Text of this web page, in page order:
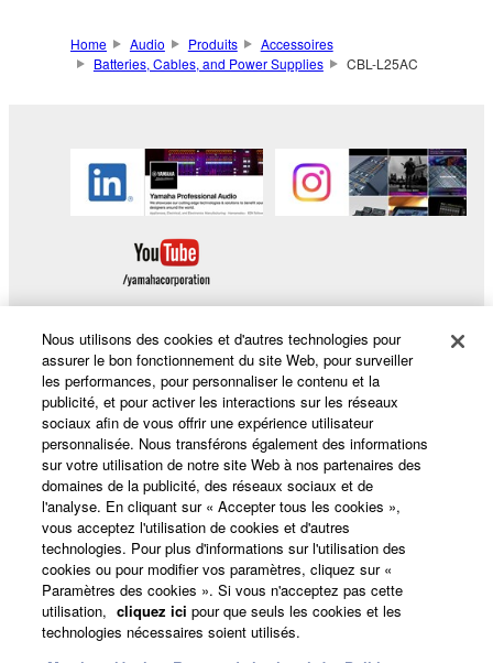
Home Audio Produits
Accessoires
Batteries, Cables, and Power Supplies
CBL-L25AC
Produits et solutions
Actualités
A propos de Yamaha
France - French
Nous utilisons des cookies et d'autres technologies pour
assurer le bon fonctionnement du site Web, pour surveiller
les performances, pour personnaliser le contenu et la
publicité, et pour activer les interactions sur les réseaux
sociaux afin de vous offrir une expérience utilisateur
personnalisée. Nous transférons également des informations
sur votre utilisation de notre site Web à nos partenaires des
domaines de la publicité, des réseaux sociaux et de
l'analyse. En cliquant sur « Accepter tous les cookies »,
vous acceptez l'utilisation de cookies et d'autres
technologies. Pour plus d'informations sur l'utilisation des
cookies ou pour modifier vos paramètres, cliquez sur «
Paramètres des cookies ». Si vous n'acceptez pas cette
utilisation, cliquez ici pour que seuls les cookies et les
technologies nécessaires soient utilisés.